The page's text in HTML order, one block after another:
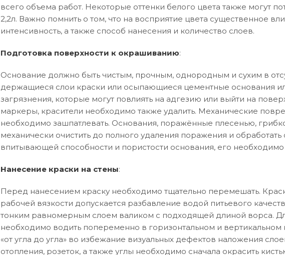
всего объема работ. Некоторые оттенки белого цвета также могут
2,2л. Важно помнить о том, что на восприятие цвета существенное
интенсивность, а также способ нанесения и количество слоев.
Подготовка поверхности к окрашиванию:
Основание должно быть чистым, прочным, однородным и сухим в
держащиеся слои краски или осыпающиеся цементные основания
загрязнения, которые могут повлиять на адгезию или выйти на
маркеры, красители необходимо также удалить. Механические
необходимо зашпатлевать. Основания, поражённые плесенью,
механически очистить до полного удаления поражения и
впитывающей способности и пористости основания, его необходимо
Нанесение краски на стены:
Перед нанесением краску необходимо тщательно перемешать.
рабочей вязкости допускается разбавление водой питьевого
тонким равномерным слоем валиком с подходящей длиной ворса.
необходимо водить попеременно в горизонтальном и
«от угла до угла» во избежание визуальных дефектов наложения
отопления, розеток, а также углы необходимо сначала окрасить